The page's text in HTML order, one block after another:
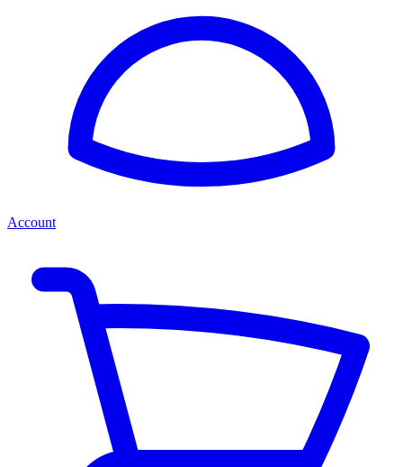
Account